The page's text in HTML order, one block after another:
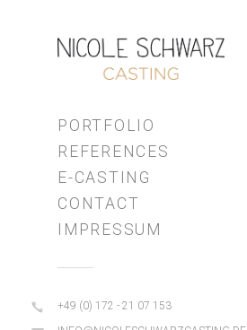
PORTFOLIO
REFERENCES
E-CASTING
CONTACT
IMPRESSUM
+49 (0) 172 - 21 07 153